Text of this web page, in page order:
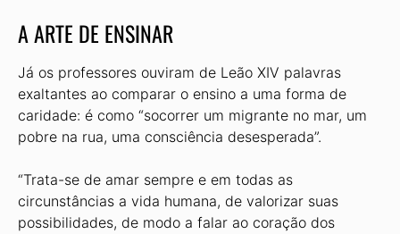
A ARTE DE ENSINAR
Já os professores ouviram de Leão XIV palavras
exaltantes ao comparar o ensino a uma forma de
caridade: é como “socorrer um migrante no mar, um
pobre na rua, uma consciência desesperada”.
“Trata-se de amar sempre e em todas as
circunstâncias a vida humana, de valorizar suas
possibilidades, de modo a falar ao coração dos